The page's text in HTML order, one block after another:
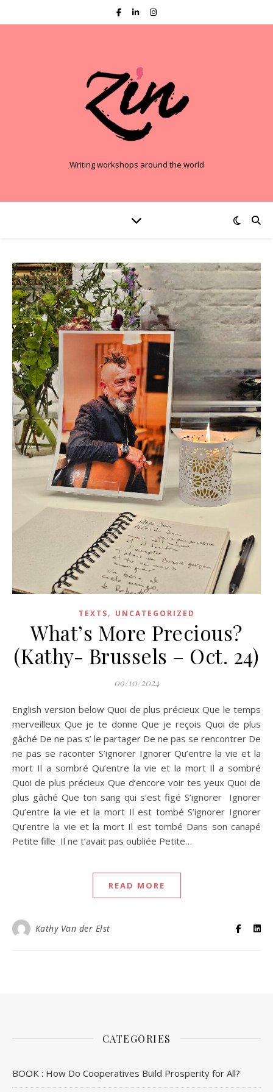
Writing workshops around the world
TEXTS, UNCATEGORIZED
What’s More Precious?
(Kathy- Brussels – Oct. 24)
09/10/2024
English version below Quoi de plus précieux Que le temps
merveilleux Que je te donne Que je reçois Quoi de plus
gâché De ne pas s’ le partager De ne pas se rencontrer De
ne pas se raconter S’ignorer Ignorer Qu’entre la vie et la
mort Il a sombré Qu’entre la vie et la mort Il a sombré
Quoi de plus précieux Que d’encore voir tes yeux Quoi de
plus gâché Que ton sang qui s’est figé S’ignorer Ignorer
Qu’entre la vie et la mort Il est tombé S’ignorer Ignorer
Qu’entre la vie et la mort Il est tombé Dans son canapé
Petite fille Il ne t’avait pas oubliée Petite…
READ MORE
Kathy Van der Elst
CATEGORIES
BOOK : How Do Cooperatives Build Prosperity for All?